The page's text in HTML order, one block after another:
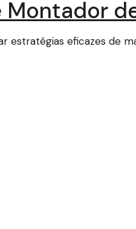
Montador
estratégias eficazes de